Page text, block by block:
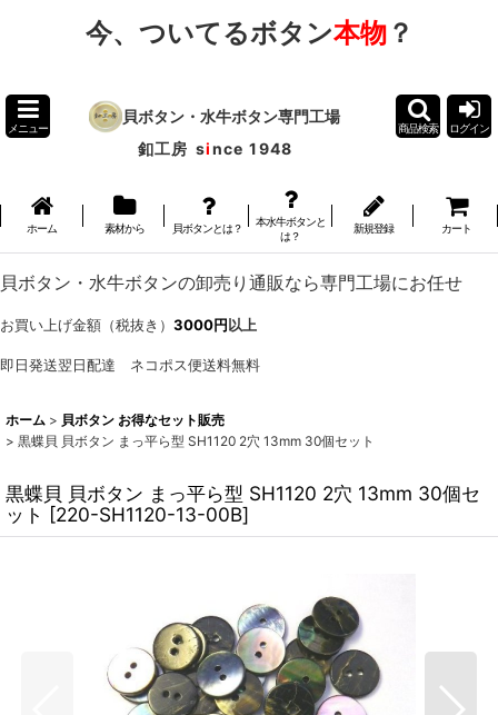
今、ついてるボタン本物？
メニュー
貝ボタン・水牛ボタン専門工場
釦工房 since 1948
商品検索 ログイン
ホーム 素材から 貝ボタンとは？
本水牛ボタンと
は？
新規登録 カート
貝ボタン・水牛ボタンの卸売り通販なら専門工場にお任せ
お買い上げ金額（税抜き） 3000円以上
即日発送翌日配達 ネコポス便送料無料
ホーム > 貝ボタン お得なセット販売
> 黒蝶貝 貝ボタン まっ平ら型 SH1120 2穴 13mm 30個セット
黒蝶貝 貝ボタン まっ平ら型 SH1120 2穴 13mm 30個セ
ット [220-SH1120-13-00B]